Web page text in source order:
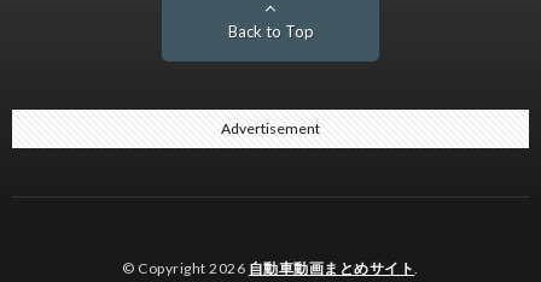
Back to Top
Advertisement
© Copyright 2026 自動車動画まとめサイト.